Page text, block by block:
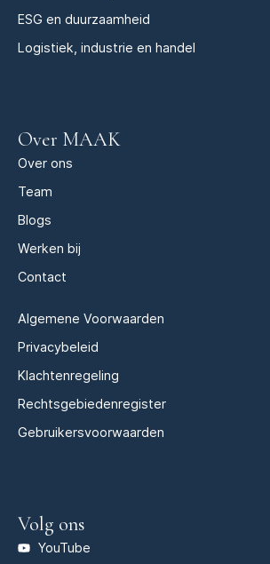
ESG en duurzaamheid
Logistiek, industrie en handel
Over MAAK
Over ons
Team
Blogs
Werken bij
Contact
Algemene Voorwaarden
Privacybeleid
Klachtenregeling
Rechtsgebiedenregister
Gebruikersvoorwaarden
Volg ons
YouTube